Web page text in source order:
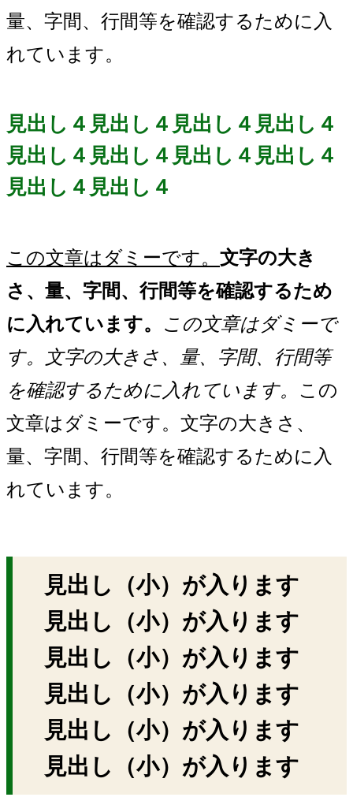
量、字間、行間等を確認するために入
れています。
見出し４見出し４見出し４見出し４
見出し４見出し４見出し４見出し４
見出し４見出し４
この文章はダミーです。 文字の大き
さ、量、字間、行間等を確認するため
に入れています。
この文章はダミーで
す。文字の大きさ、量、字間、行間等
を確認するために入れています。 この
文章はダミーです。文字の大きさ、
量、字間、行間等を確認するために入
れています。
見出し（小）が入ります
見出し（小）が入ります
見出し（小）が入ります
見出し（小）が入ります
見出し（小）が入ります
見出し（小）が入ります